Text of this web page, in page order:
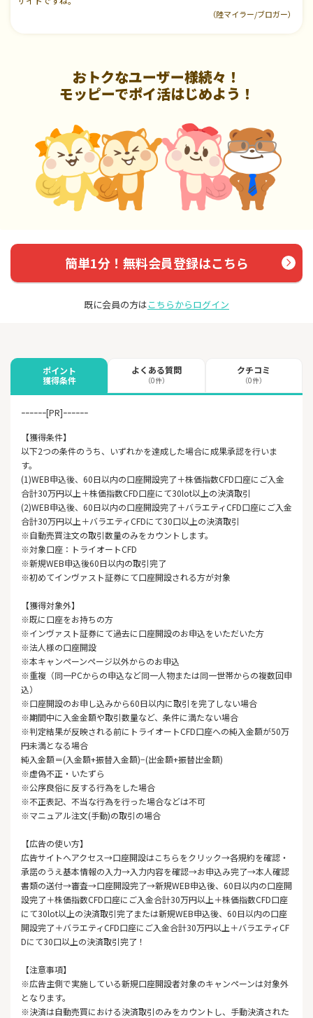
（陸マイラー/ブロガー）
おトクなユーザー様続々！
モッピーでポイ活はじめよう！
簡単1分！無料会員登録はこちら
既に会員の方はこちらからログイン
ポイント
獲得条件
よくある質問
（0件）
クチコミ
（0件）
ｰｰｰｰｰｰ[PR]ｰｰｰｰｰｰ
【獲得条件】
以下2つの条件のうち、いずれかを達成した場合に成果承認を行いま
す。
(1)WEB申込後、60日以内の口座開設完了＋株価指数CFD口座にご入金
合計30万円以上＋株価指数CFD口座にて30lot以上の決済取引
(2)WEB申込後、60日以内の口座開設完了＋バラエティCFD口座にご入金
合計30万円以上＋バラエティCFDにて30口以上の決済取引
※自動売買注文の取引数量のみをカウントします。
※対象口座：トライオートCFD
※新規WEB申込後60日以内の取引完了
※初めてインヴァスト証券にて口座開設される方が対象
【獲得対象外】
※既に口座をお持ちの方
※インヴァスト証券にて過去に口座開設のお申込をいただいた方
※法人様の口座開設
※本キャンペーンページ以外からのお申込
※重複（同一PCからの申込など同一人物または同一世帯からの複数回申
込）
※口座開設のお申し込みから60日以内に取引を完了しない場合
※期間中に入金金額や取引数量など、条件に満たない場合
※判定結果が反映される前にトライオートCFD口座への純入金額が50万
円未満となる場合
純入金額＝(入金額+振替入金額)−(出金額+振替出金額)
※虚偽不正・いたずら
※公序良俗に反する行為をした場合
※不正表記、不当な行為を行った場合などは不可
※マニュアル注文(手動)の取引の場合
【広告の使い方】
広告サイトへアクセス→口座開設はこちらをクリック→各規約を確認・
承諾のうえ基本情報の入力→入力内容を確認→お申込み完了→本人確認
書類の送付→審査→口座開設完了→新規WEB申込後、60日以内の口座開
設完了＋株価指数CFD口座にご入金合計30万円以上＋株価指数CFD口座
にて30lot以上の決済取引完了または新規WEB申込後、60日以内の口座
開設完了＋バラエティCFD口座にご入金合計30万円以上＋バラエティCF
Dにて30口以上の決済取引完了！
【注意事項】
※広告主側で実施している新規口座開設者対象のキャンペーンは対象外
となります。
※決済は自動売買における決済取引のみをカウントし、手動決済された